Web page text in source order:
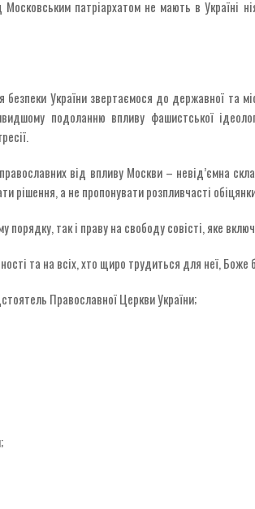
патріархатом не мають в Україні
України звертаємося до державної та
подоланню впливу фашистської
від впливу Москви – невід’ємна
рішення, а не пропонувати розпливчасті
так і праву на свободу совісті, яке
та на всіх, хто щиро трудиться для неї, Боже
Православної Церкви України;